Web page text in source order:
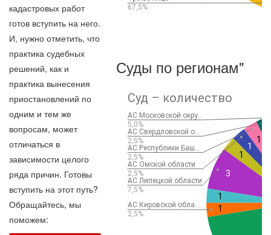
кадастровых работ
готов вступить на него.
И, нужно отметить, что
практика судебных
решений, как и
практика вынесения
приостановлений по
одним и тем же
вопросам, может
отличаться в
зависимости целого
ряда причин. Готовы
вступить на этот путь?
Обращайтесь, мы
поможем:
Суды по регионам"